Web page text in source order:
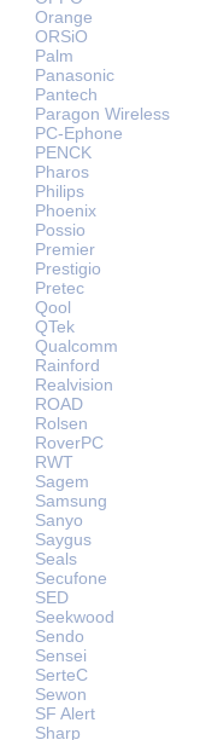
Orange
ORSiO
Palm
Panasonic
Pantech
Paragon Wireless
PC-Ephone
PENCK
Pharos
Philips
Phoenix
Possio
Premier
Prestigio
Pretec
Qool
QTek
Qualcomm
Rainford
Realvision
ROAD
Rolsen
RoverPC
RWT
Sagem
Samsung
Sanyo
Saygus
Seals
Secufone
SED
Seekwood
Sendo
Sensei
SerteC
Sewon
SF Alert
Sharp